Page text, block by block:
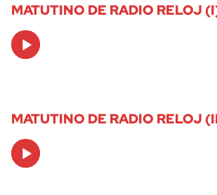
MATUTINO DE RADIO RELOJ
Audio
Player
MATUTINO DE RADIO RELOJ
Audio
Player